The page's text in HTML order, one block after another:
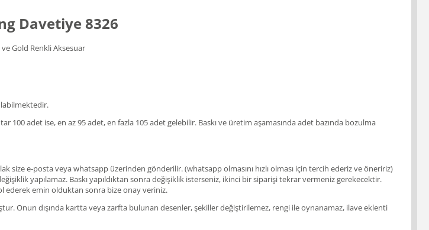
Davetiye 8326
Gold Renkli Aksesuar
100 adet ise, en az 95 adet, en fazla 105 adet gelebilir. Baskı ve üretim aşamasında adet bazında bozulma
e-posta veya whatsapp üzerinden gönderilir. (whatsapp olmasını hızlı olması için tercih ederiz ve öneririz)
yapılamaz. Baskı yapıldıktan sonra değişiklik isterseniz, ikinci bir siparişi tekrar vermeniz gerekecektir.
ederek emin olduktan sonra bize onay veriniz.
Onun dışında kartta veya zarfta bulunan desenler, şekiller değiştirilemez, rengi ile oynanamaz, ilave eklenti